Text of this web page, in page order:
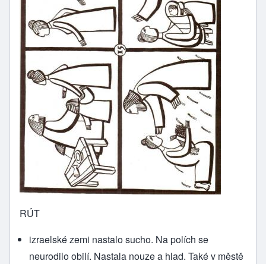
RÚT
izraelské zemi nastalo sucho. Na polích se
neurodilo obilí. Nastala nouze a hlad. Také v městě